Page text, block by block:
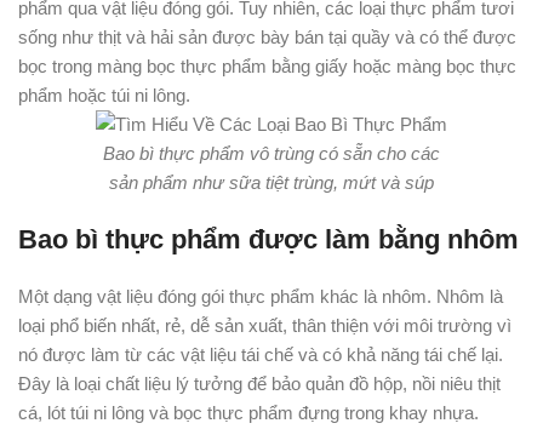
phẩm qua vật liệu đóng gói. Tuy nhiên, các loại thực phẩm tươi
sống như thịt và hải sản được bày bán tại quầy và có thể được
bọc trong màng bọc thực phẩm bằng giấy hoặc màng bọc thực
phẩm hoặc túi ni lông.
Bao bì thực phẩm vô trùng có sẵn cho các
sản phẩm như sữa tiệt trùng, mứt và súp
Bao bì thực phẩm được làm bằng nhôm
Một dạng vật liệu đóng gói thực phẩm khác là nhôm. Nhôm là
loại phổ biến nhất, rẻ, dễ sản xuất, thân thiện với môi trường vì
nó được làm từ các vật liệu tái chế và có khả năng tái chế lại.
Đây là loại chất liệu lý tưởng để bảo quản đồ hộp, nồi niêu thịt
cá, lót túi ni lông và bọc thực phẩm đựng trong khay nhựa.